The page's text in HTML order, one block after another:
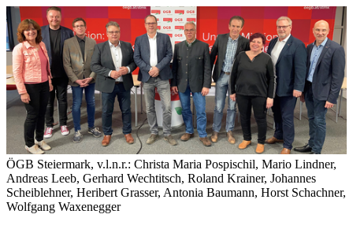
ÖGB Steiermark, v.l.n.r.: Christa Maria Pospischil, Mario Lindner,
Andreas Leeb, Gerhard Wechtitsch, Roland Krainer, Johannes
Scheiblehner, Heribert Grasser, Antonia Baumann, Horst Schachner,
Wolfgang Waxenegger